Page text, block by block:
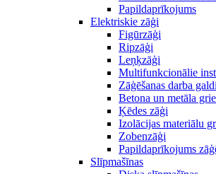
Papildaprīkojums
Elektriskie zāģi
Figūrzāģi
Ripzāģi
Leņķzāģi
Multifunkcionālie
Zāģēšanas darba galdi
Betona un metāla
Ķēdes zāģi
Izolācijas materiālu
Zobenzāģi
Papildaprīkojums
Slīpmašīnas